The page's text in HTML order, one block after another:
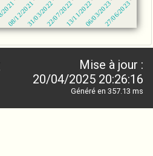
Mise à jour :
20/04/2025 20:26:16
Généré en 357.13 ms